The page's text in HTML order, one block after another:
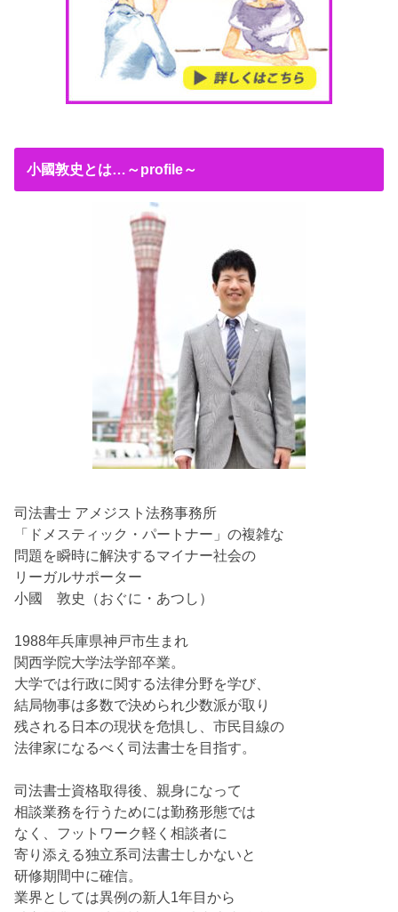
小國敦史とは…～profile～
司法書士 アメジスト法務事務所
「ドメスティック・パートナー」の複雑な
問題を瞬時に解決するマイナー社会の
リーガルサポーター
小國 敦史（おぐに・あつし）
1988年兵庫県神戸市生まれ
関西学院大学法学部卒業。
大学では行政に関する法律分野を学び、
結局物事は多数で決められ少数派が取り
残される日本の現状を危惧し、市民目線の
法律家になるべく司法書士を目指す。
司法書士資格取得後、親身になって
相談業務を行うためには勤務形態では
なく、フットワーク軽く相談者に
寄り添える独立系司法書士しかないと
研修期間中に確信。
業界としては異例の新人1年目から